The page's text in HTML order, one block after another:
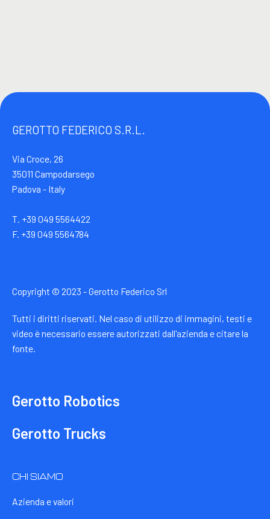
GEROTTO FEDERICO S.R.L.
Via Croce, 26
35011 Campodarsego
Padova - Italy
T. +39 049 5564422
F. +39 049 5564784
Copyright © 2023 - Gerotto Federico Srl
Tutti i diritti riservati. Nel caso di utilizzo di immagini, testi e
video è necessario essere autorizzati dall'azienda e citare la
fonte.
Gerotto Robotics
Gerotto Trucks
CHI SIAMO
Azienda e valori